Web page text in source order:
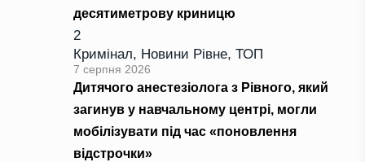
десятиметрову криницю
2
Кримінал, Новини Рівне, ТОП
7 серпня 2026
Дитячого анестезіолога з Рівного, який
загинув у навчальному центрі, могли
мобілізувати під час «поновлення
відстрочки»